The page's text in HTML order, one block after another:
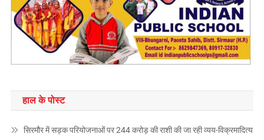
हाल के पोस्ट
सिरमौर में सड़क परियोजनाओं पर 244 करोड़ की राशी की जा रही व्यय-विक्रमादित्य